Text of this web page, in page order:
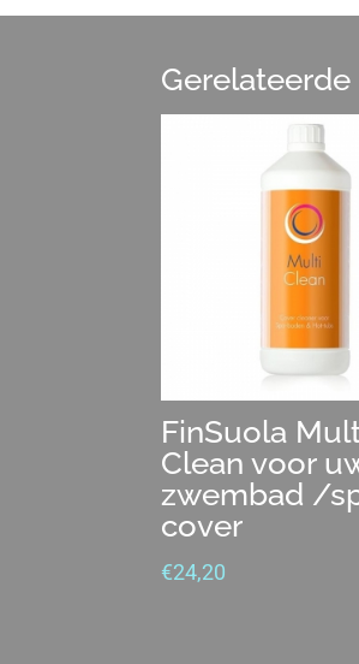
FinSuola
Clean voor
zwembad /
cover
€24,20